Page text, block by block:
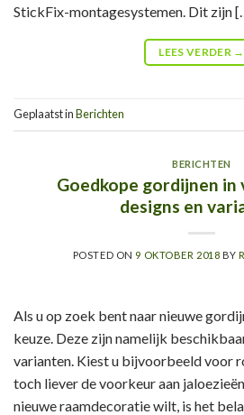
StickFix-montagesystemen. Dit zijn
LEES VERDER →
Geplaatst inBerichten
BERICHTEN
Goedkope gordijnen in
designs en
POSTED ON 9 OKTOBER 2018 BY
Als u op zoek bent naar nieuwe
keuze. Deze zijn namelijk
varianten. Kiest u bijvoorbeeld voor
toch liever de voorkeur aan
nieuwe raamdecoratie wilt, is het